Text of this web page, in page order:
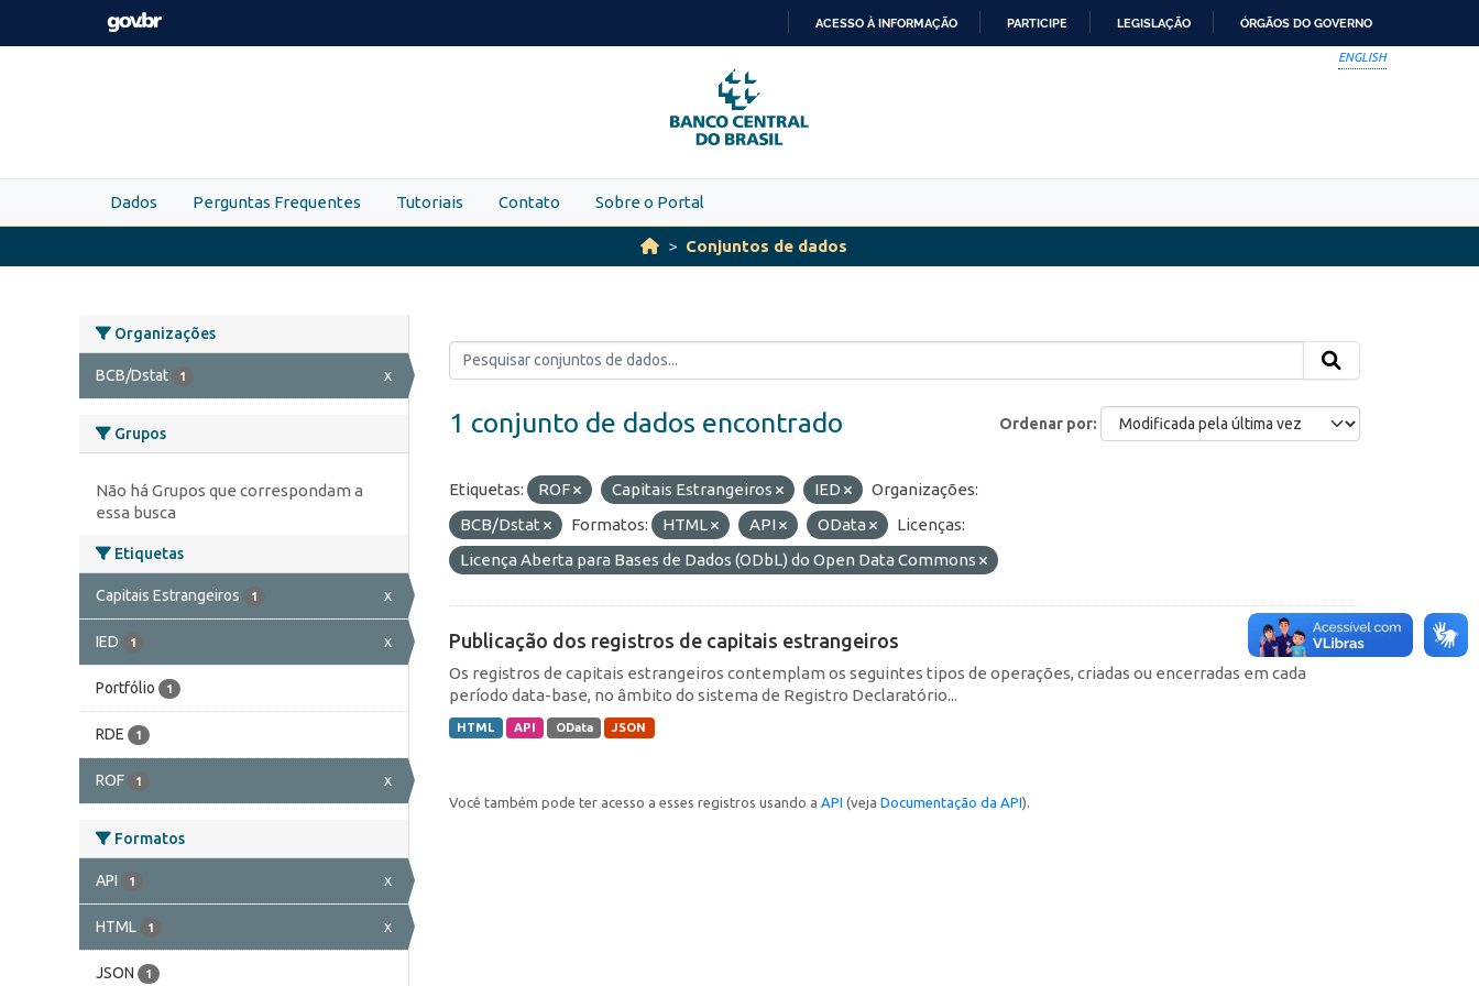
Skip to main content
PARA
O
CONTEÚDO
ACESSO À INFORMAÇÃO PARTICIPE LEGISLAÇÃO ÓRGÃOS DO GOVERNO
ENGLISH
Dados Perguntas Frequentes Tutoriais Contato Sobre o Portal
Conjuntos de dados
Organizações
BCB/Dstat 1 x
Grupos
Não há Grupos que correspondam a
essa busca
Etiquetas
Capitais Estrangeiros 1 x
IED 1 x
Portfólio 1
RDE 1
ROF 1 x
Formatos
API 1 x
HTML 1 x
JSON 1
Ordenar por
1 conjunto de dados encontrado
Etiquetas: ROF Capitais Estrangeiros IED
Organizações:
BCB/Dstat
Formatos: HTML API OData
Licenças:
Licença Aberta para Bases de Dados (ODbL) do Open Data Commons
Publicação dos registros de capitais estrangeiros
Os registros de capitais estrangeiros contemplam os seguintes tipos de operações, criadas ou encerradas em cada
período data-base, no âmbito do sistema de Registro Declaratório...
HTML API OData JSON
Você também pode ter acesso a esses registros usando a API (veja Documentação da API).